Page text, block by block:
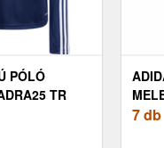
PÓLÓ
TR
7 db